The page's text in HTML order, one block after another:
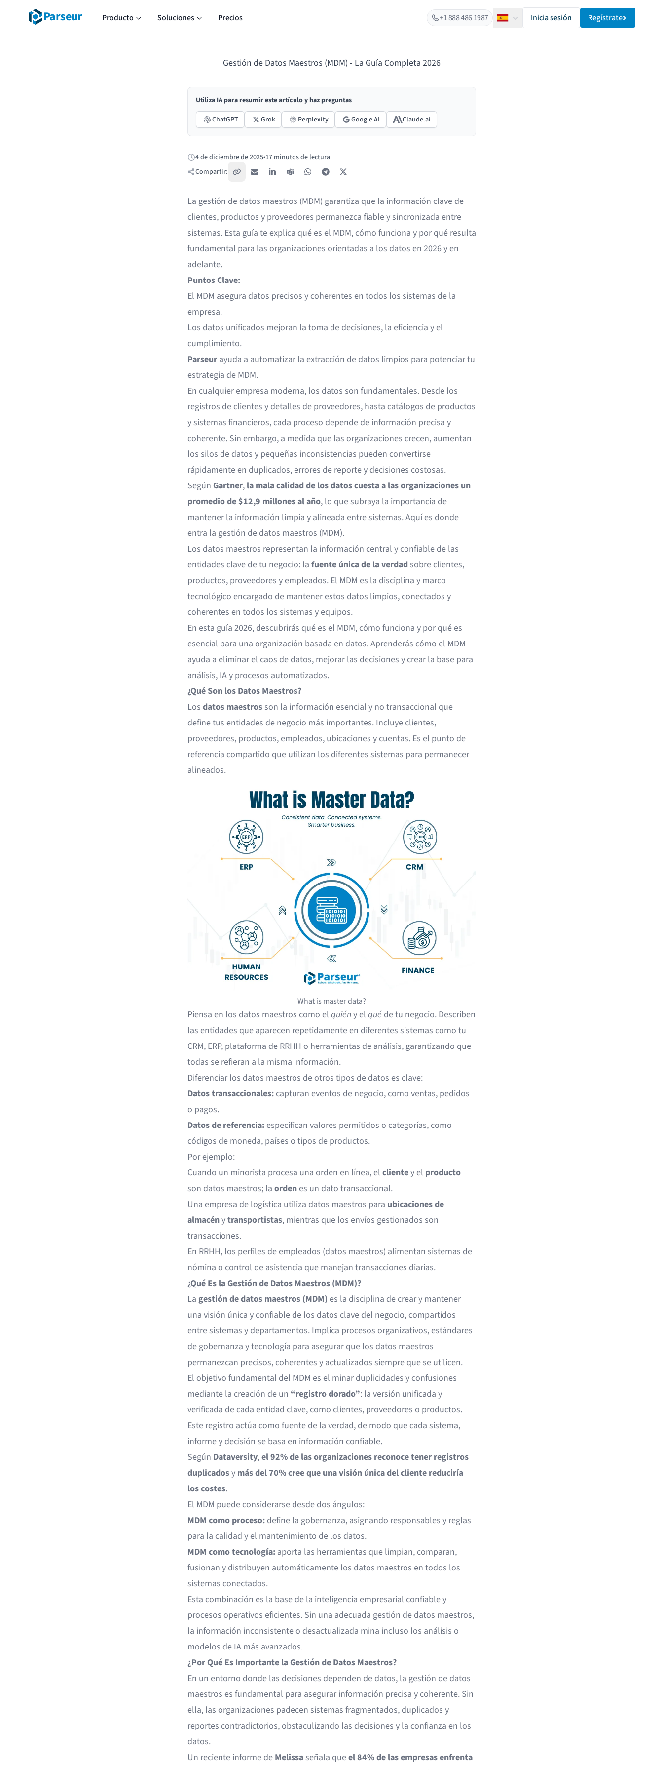
Parseur Producto Soluciones Precios +1 888 486 1987 EspañolInicia sesión Regístrate
Gestión de Datos Maestros (MDM) - La Guía Completa 2026
Utiliza IA para resumir este artículo y haz preguntas
ChatGPT
Grok Perplexity Google AI Claude.ai
Publicado:
4 de diciembre de 2025•17 minutos de lectura
Compartir:
Copiar enlaceCorreo electrónico
LinkedInTeams WhatsAppTelegram
La gestión de datos maestros (MDM) garantiza que la información clave de
clientes, productos y proveedores permanezca fiable y sincronizada entre
sistemas. Esta guía te explica qué es el MDM, cómo funciona y por qué resulta
fundamental para las organizaciones orientadas a los datos en 2026 y en
adelante.
Puntos Clave:
El MDM asegura datos precisos y coherentes en todos los sistemas de la
empresa.
Los datos unificados mejoran la toma de decisiones, la eficiencia y el
cumplimiento.
Parseurayuda a automatizar la extracción de datos limpios para potenciar tu
estrategia de MDM.
En cualquier empresa moderna, los datos son fundamentales. Desde los
registros de clientes y detalles de proveedores, hasta catálogos de productos
y sistemas financieros, cada proceso depende de información precisa y
coherente. Sin embargo, a medida que las organizaciones crecen, aumentan
los silos de datos y pequeñas inconsistencias pueden convertirse
rápidamente en duplicados, errores de reporte y decisiones costosas.
Según Gartner, la mala calidad de los datos cuesta a las organizaciones un
promedio de $12,9 millones al año, lo que subraya la importancia de
mantener la información limpia y alineada entre sistemas. Aquí es donde
entra la gestión de datos maestros (MDM).
Los datos maestros representan la información central y confiable de las
entidades clave de tu negocio: la fuente única de la verdad sobre clientes,
productos, proveedores y empleados. El MDM es la disciplina y marco
tecnológico encargado de mantener estos datos limpios, conectados y
coherentes en todos los sistemas y equipos.
En esta guía 2026, descubrirás qué es el MDM, cómo funciona y por qué es
esencial para una organización basada en datos. Aprenderás cómo el MDM
ayuda a eliminar el caos de datos, mejorar las decisiones y crear la base para
análisis, IA y procesos automatizados.
¿Qué Son los Datos Maestros?
Los datos maestrosson la información esencial y no transaccional que
define tus entidades de negocio más importantes. Incluye clientes,
proveedores, productos, empleados, ubicaciones y cuentas. Es el punto de
referencia compartido que utilizan los diferentes sistemas para permanecer
alineados.
What is master data?
Piensa en los datos maestros como el quiény el qué de tu negocio. Describen
las entidades que aparecen repetidamente en diferentes sistemas como tu
CRM, ERP, plataforma de RRHH o herramientas de análisis, garantizando que
todas se refieran a la misma información.
Diferenciar los datos maestros de otros tipos de datos es clave:
Datos transaccionales:capturan eventos de negocio, como ventas, pedidos
o pagos.
Datos de referencia:especifican valores permitidos o categorías, como
códigos de moneda, países o tipos de productos.
Por ejemplo:
Cuando un minorista procesa una orden en línea, el clientey el producto
son datos maestros; la ordenes un dato transaccional.
Una empresa de logística utiliza datos maestros para ubicaciones de
almacénytransportistas, mientras que los envíos gestionados son
transacciones.
En RRHH, los perfiles de empleados (datos maestros) alimentan sistemas de
nómina o control de asistencia que manejan transacciones diarias.
¿Qué Es la Gestión de Datos Maestros (MDM)?
La gestión de datos maestros (MDM) es la disciplina de crear y mantener
una visión única y confiable de los datos clave del negocio, compartidos
entre sistemas y departamentos. Implica procesos organizativos, estándares
de gobernanza y tecnología para asegurar que los datos maestros
permanezcan precisos, coherentes y actualizados siempre que se utilicen.
El objetivo fundamental del MDM es eliminar duplicidades y confusiones
mediante la creación de un “registro dorado”: la versión unificada y
verificada de cada entidad clave, como clientes, proveedores o productos.
Este registro actúa como fuente de la verdad, de modo que cada sistema,
informe y decisión se basa en información confiable.
Según Dataversity,el 92% de las organizaciones reconoce tener registros
duplicadosy más del 70% cree que una visión única del cliente reduciría
los costes.
El MDM puede considerarse desde dos ángulos:
MDM como proceso:define la gobernanza, asignando responsables y reglas
para la calidad y el mantenimiento de los datos.
MDM como tecnología:aporta las herramientas que limpian, comparan,
fusionan y distribuyen automáticamente los datos maestros en todos los
sistemas conectados.
Esta combinación es la base de la inteligencia empresarial confiable y
procesos operativos eficientes. Sin una adecuada gestión de datos maestros,
la información inconsistente o desactualizada mina incluso los análisis o
modelos de IA más avanzados.
¿Por Qué Es Importante la Gestión de Datos Maestros?
En un entorno donde las decisiones dependen de datos, la gestión de datos
maestros es fundamental para asegurar información precisa y coherente. Sin
ella, las organizaciones padecen sistemas fragmentados, duplicados y
reportes contradictorios, obstaculizando las decisiones y la confianza en los
datos.
Un reciente informe de Melissaseñala queel 84% de las empresas enfrenta